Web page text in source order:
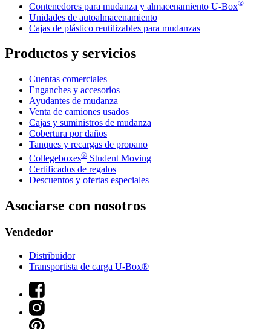
Contenedores para mudanza y almacenamiento U-Box®
Unidades de autoalmacenamiento
Cajas de plástico reutilizables para mudanzas
Productos y servicios
Cuentas comerciales
Enganches y accesorios
Ayudantes de mudanza
Venta de camiones usados
Cajas y suministros de mudanza
Cobertura por daños
Tanques y recargas de propano
Collegeboxes® Student Moving
Certificados de regalos
Descuentos y ofertas especiales
Asociarse con nosotros
Vendedor
Distribuidor
Transportista de carga U-Box®